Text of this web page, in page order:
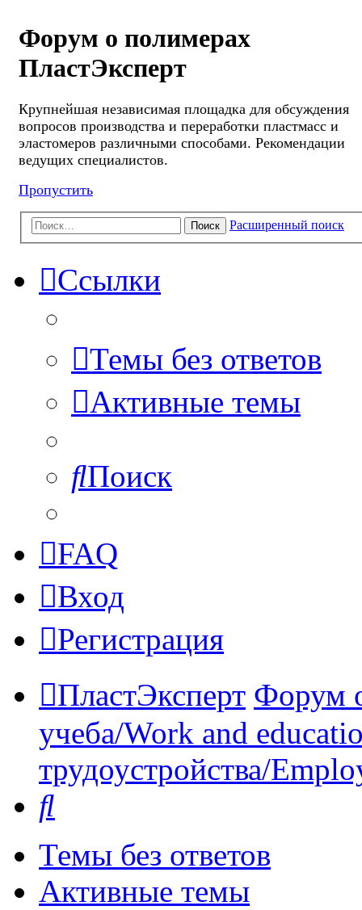
Форум о полимерах
ПластЭксперт
Крупнейшая независимая площадка для обсуждения
вопросов производства и переработки пластмасс и
эластомеров различными способами. Рекомендации
ведущих специалистов.
Пропустить
Поиск Расширенный поиск
Ссылки
Темы без ответов
Активные темы
Поиск
FAQ
Вход
Регистрация
ПластЭксперт Форум
учеба/Work and
трудоустройства/
Темы без ответов
Активные темы